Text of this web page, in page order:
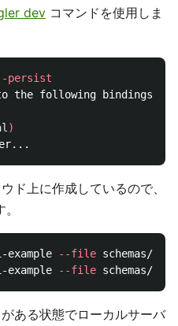
dev コマンドを使用しま
persist
the following bindings:
)
ド上に作成しているので、
--file schemas/
--file schemas/
ある状態でローカルサーバ